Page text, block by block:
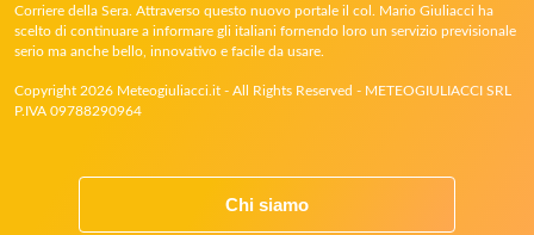
Corriere della Sera. Attraverso questo nuovo portale il col. Mario Giuliacci ha
scelto di continuare a informare gli italiani fornendo loro un servizio previsionale
serio ma anche bello, innovativo e facile da usare.
Copyright 2026 Meteogiuliacci.it - All Rights Reserved - METEOGIULIACCI SRL
P.IVA 09788290964
Chi siamo